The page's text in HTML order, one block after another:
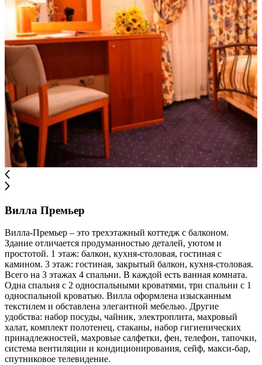
Вилла Премьер
Вилла-Премьер – это трехэтажный коттедж с балконом.
Здание отличается продуманностью деталей, уютом и
простотой. 1 этаж: балкон, кухня-столовая, гостиная с
камином. 3 этаж: гостиная, закрытый балкон, кухня-столовая.
Всего на 3 этажах 4 спальни. В каждой есть ванная комната.
Одна спальня с 2 односпальными кроватями, три спальни с 1
односпальной кроватью. Вилла оформлена изысканным
текстилем и обставлена элегантной мебелью. Другие
удобства: набор посуды, чайник, электроплита, махровый
халат, комплект полотенец, стаканы, набор гигиенических
принадлежностей, махровые салфетки, фен, телефон, тапочки,
система вентиляции и кондиционирования, сейф, макси-бар,
спутниковое телевидение.